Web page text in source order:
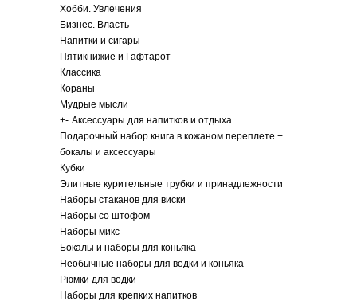
Хобби. Увлечения
Бизнес. Власть
Напитки и сигары
Пятикнижие и Гафтарот
Классика
Кораны
Мудрые мысли
+- Аксессуары для напитков и отдыха
Подарочный набор книга в кожаном переплете +
бокалы и аксессуары
Кубки
Элитные курительные трубки и принадлежности
Наборы стаканов для виски
Наборы со штофом
Наборы микс
Бокалы и наборы для коньяка
Необычные наборы для водки и коньяка
Рюмки для водки
Наборы для крепких напитков